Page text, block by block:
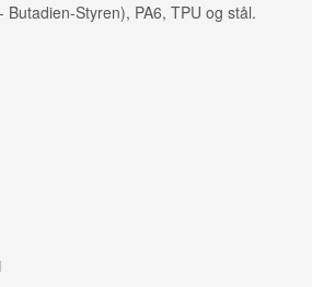
Butadien-Styren), PA6, TPU og stål.